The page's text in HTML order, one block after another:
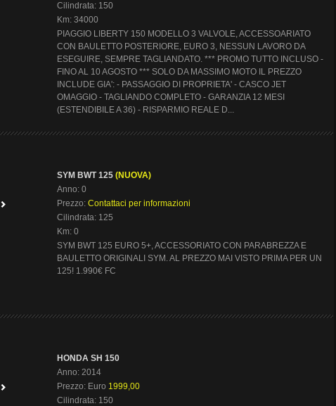
Cilindrata: 150
Km: 34000
PIAGGIO LIBERTY 150 MODELLO 3 VALVOLE, ACCESSOARIATO
CON BAULETTO POSTERIORE, EURO 3, NESSUN LAVORO DA
ESEGUIRE, SEMPRE TAGLIANDATO. *** PROMO TUTTO INCLUSO -
FINO AL 10 AGOSTO *** SOLO DA MASSIMO MOTO IL PREZZO
INCLUDE GIA': - PASSAGGIO DI PROPRIETA' - CASCO JET
OMAGGIO - TAGLIANDO COMPLETO - GARANZIA 12 MESI
(ESTENDIBILE A 36) - RISPARMIO REALE D...
SYM BWT 125 (NUOVA)
Anno: 0
Prezzo: Contattaci per informazioni
Cilindrata: 125
Km: 0
SYM BWT 125 EURO 5+, ACCESSORIATO CON PARABREZZA E
BAULETTO ORIGINALI SYM. AL PREZZO MAI VISTO PRIMA PER UN
125! 1.990€ FC
HONDA SH 150
Anno: 2014
Prezzo: Euro 1999,00
Cilindrata: 150